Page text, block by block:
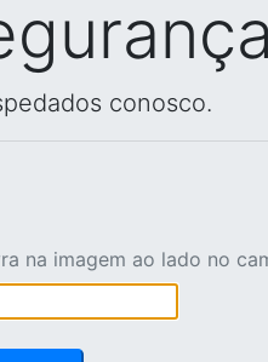
conosco.
na imagem ao lado no